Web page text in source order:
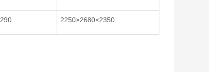
2250×2680×2350